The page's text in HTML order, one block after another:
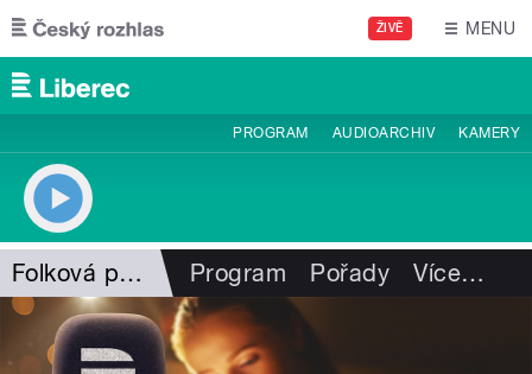
Přejít k hlavnímu obsahu
ŽIVĚ MENU
PROGRAM AUDIOARCHIV KAMERY
Folková pohlazení Program Pořady Více…